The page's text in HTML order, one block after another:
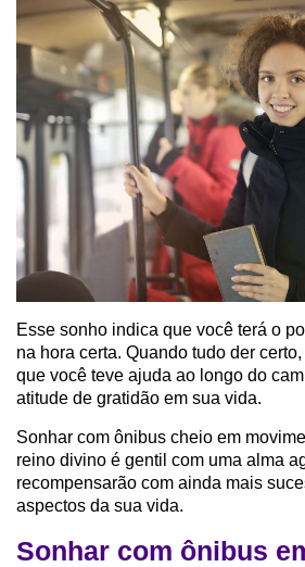
Esse sonho indica que você terá o
na hora certa. Quando tudo der
que você teve ajuda ao longo do
atitude de gratidão em sua vida.
Sonhar com ônibus cheio em
reino divino é gentil com uma alma
recompensarão com ainda mais
aspectos da sua vida.
Sonhar com ônibus